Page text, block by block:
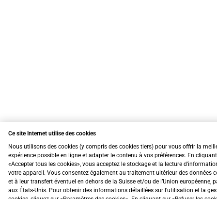
Ce site Internet utilise des cookies
Nous utilisons des cookies (y compris des cookies tiers) pour vous offrir la
expérience possible en ligne et adapter le contenu à vos préférences. En
«Accepter tous les cookies», vous acceptez le stockage et la lecture
votre appareil. Vous consentez également au traitement ultérieur des données
et à leur transfert éventuel en dehors de la Suisse et/ou de l’Union européenne,
aux États-Unis. Pour obtenir des informations détaillées sur l’utilisation et la